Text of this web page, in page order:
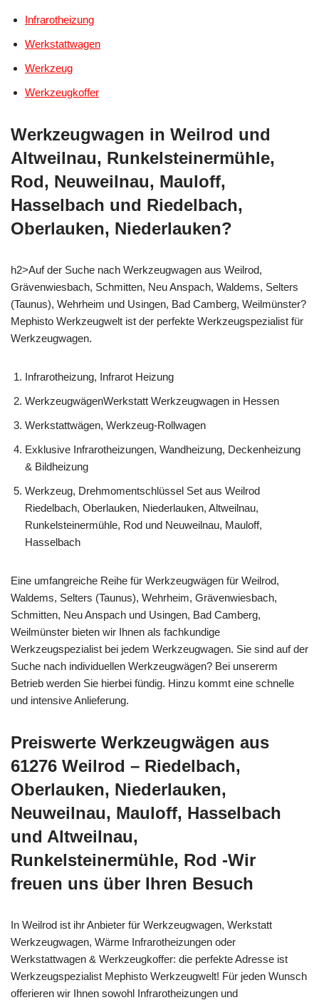
Infrarotheizung
Werkstattwagen
Werkzeug
Werkzeugkoffer
Werkzeugwagen in Weilrod und
Altweilnau, Runkelsteinermühle,
Rod, Neuweilnau, Mauloff,
Hasselbach und Riedelbach,
Oberlauken, Niederlauken?
h2>Auf der Suche nach Werkzeugwagen aus Weilrod,
Grävenwiesbach, Schmitten, Neu Anspach, Waldems, Selters
(Taunus), Wehrheim und Usingen, Bad Camberg, Weilmünster?
Mephisto Werkzeugwelt ist der perfekte Werkzeugspezialist für
Werkzeugwagen.
Infrarotheizung, Infrarot Heizung
WerkzeugwägenWerkstatt Werkzeugwagen in Hessen
Werkstattwägen, Werkzeug-Rollwagen
Exklusive Infrarotheizungen, Wandheizung, Deckenheizung
& Bildheizung
Werkzeug, Drehmomentschlüssel Set aus Weilrod
Riedelbach, Oberlauken, Niederlauken, Altweilnau,
Runkelsteinermühle, Rod und Neuweilnau, Mauloff,
Hasselbach
Eine umfangreiche Reihe für Werkzeugwägen für Weilrod,
Waldems, Selters (Taunus), Wehrheim, Grävenwiesbach,
Schmitten, Neu Anspach und Usingen, Bad Camberg,
Weilmünster bieten wir Ihnen als fachkundige
Werkzeugspezialist bei jedem Werkzeugwagen. Sie sind auf der
Suche nach individuellen Werkzeugwägen? Bei unsererm
Betrieb werden Sie hierbei fündig. Hinzu kommt eine schnelle
und intensive Anlieferung.
Preiswerte Werkzeugwägen aus
61276 Weilrod – Riedelbach,
Oberlauken, Niederlauken,
Neuweilnau, Mauloff, Hasselbach
und Altweilnau,
Runkelsteinermühle, Rod -Wir
freuen uns über Ihren Besuch
In Weilrod ist ihr Anbieter für Werkzeugwagen, Werkstatt
Werkzeugwagen, Wärme Infrarotheizungen oder
Werkstattwagen & Werkzeugkoffer: die perfekte Adresse ist
Werkzeugspezialist Mephisto Werkzeugwelt! Für jeden Wunsch
offerieren wir Ihnen sowohl Infrarotheizungen und